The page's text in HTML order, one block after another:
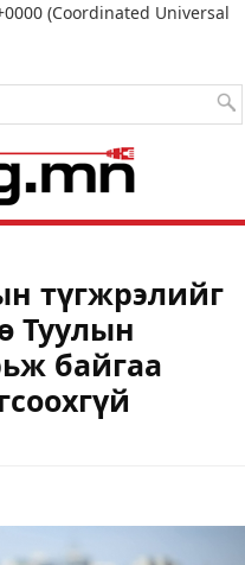
(Coordinated Universal
түгжрэлийг
Туулын
байгаа